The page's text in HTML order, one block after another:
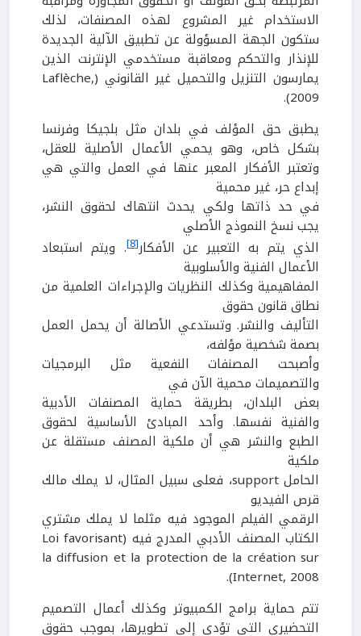
الاستخدام غير المشروع لهذه المصنفات، لذلك
ستكون الجهة المسؤولة عن تطبيق الآلية الجديدة
للإنذار والتحكم ومعاقبة مستخدمي الإنترنت الذين
يمارسون التنزيل والتحميل غير القانوني (Laflèche,
2009).
يطبق حق المؤلف في بلدان مثل بلجيكا وفرنسا
بشكل خاص، وهو يحمي الأعمال الأصلية للعقل،
وتعتبر الأفكار المعبر عنها في العمل والتي هي
إبداع حر، غير محمية
في حد ذاتها ولكي يحدث انتهاك لحقوق النشر،
يجب نسخ النموذج الأصلي
الذي يتم به التعبير عن الأفكار[8] . ويتم استبعاد
الأعمال الفنية والأسلوبية
المفاهيمية وكذلك النظريات والإجراءات العلمية من
نطاق قانون حقوق
التأليف والنشر. وتستدعي الأصالة أن يحمل العمل
بصمة شخصية مؤلفه،
وأصبحت المصنفات النفعية مثل البرمجيات
والتصميمات محمية الآن في
بعض البلدان، بطريقة حماية المصنفات الأدبية
والفنية نفسها. وأحد المبادئ الأساسية لحقوق
الطبع والنشر هي أن ملكية المصنف مستقلة عن
ملكية
الحامل support، فعلى سبيل المثال، لا يملك مالك
قرص الفيديو
الرقمي الفيلم الموجود فيه مثلما لا يملك مشتري
الكتاب المصنف الأدبي المدرج فيه (Loi favorisant
la diffusion et la protection de la création sur
Internet, 2008).
تتم حماية برامج الكمبيوتر وكذلك أعمال التصميم
التحضيري التي تؤدي إلى تطويرها، بموجب حقوق